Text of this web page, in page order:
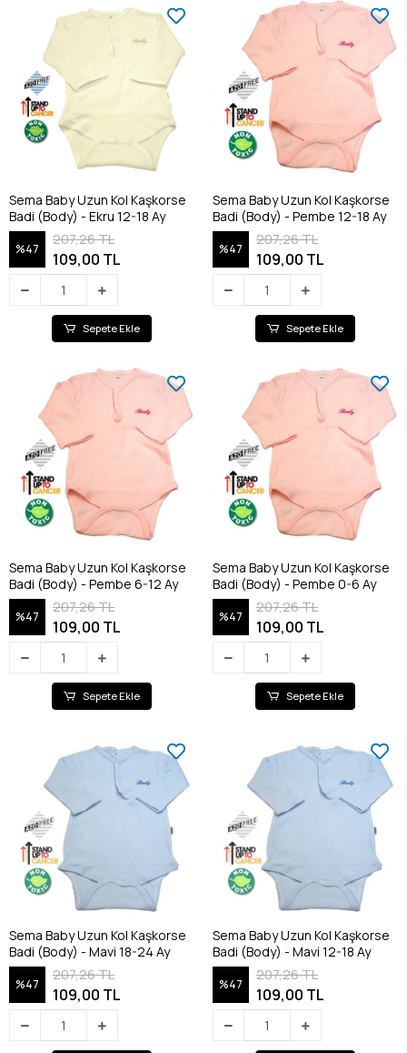
Sema Baby Uzun Kol Kaşkorse
Badi (Body) - Ekru 12-18 Ay
%47
207,26 TL
109,00 TL
Sepete Ekle
Sema Baby Uzun Kol Kaşkorse
Badi (Body) - Pembe 12-18 Ay
%47
207,26 TL
109,00 TL
Sepete Ekle
Sema Baby Uzun Kol Kaşkorse
Badi (Body) - Pembe 6-12 Ay
%47
207,26 TL
109,00 TL
Sepete Ekle
Sema Baby Uzun Kol Kaşkorse
Badi (Body) - Pembe 0-6 Ay
%47
207,26 TL
109,00 TL
Sepete Ekle
Sema Baby Uzun Kol Kaşkorse
Badi (Body) - Mavi 18-24 Ay
%47
207,26 TL
109,00 TL
Sema Baby Uzun Kol Kaşkorse
Badi (Body) - Mavi 12-18 Ay
%47
207,26 TL
109,00 TL